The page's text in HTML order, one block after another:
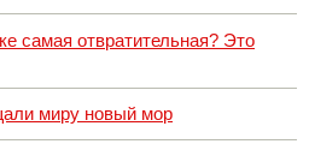
самая отвратительная? Это
миру новый мор